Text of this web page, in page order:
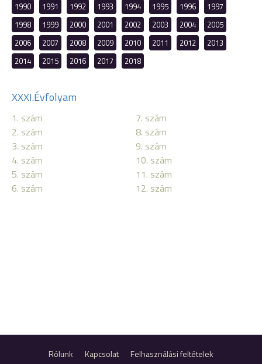
1990
1991 1992 1993 1994 1995 1996
1997
1998
1999 2000 2001 2002 2003 2004
2005
2006
2007 2008 2009 2010 2011 2012
2013
2014
2015 2016 2017 2018
XXXI.Évfolyam
1. szám
2. szám
3. szám
4. szám
5. szám
6. szám
7. szám
8. szám
9. szám
10. szám
11. szám
12. szám
Rólunk Kapcsolat
Felhasználási feltételek